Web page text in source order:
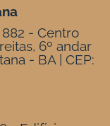
882 - Centro
6º andar
- BA | CEP: